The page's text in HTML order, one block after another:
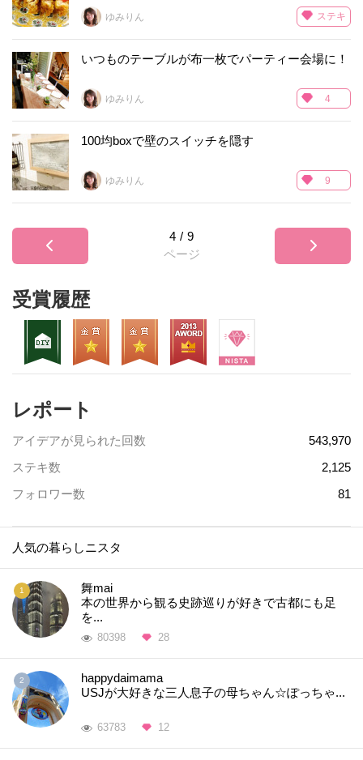
ゆみりん ステキ
いつものテーブルが布一枚でパーティー会場に！
ゆみりん 4
100均boxで壁のスイッチを隠す
ゆみりん 9
4 / 9
ページ
受賞履歴
レポート
アイデアが見られた回数
543,970
ステキ数
2,125
フォロワー数
81
人気の暮らしニスタ
舞mai
本の世界から観る史跡巡りが好きで古都にも足
を...
80398 28
happydaimama
USJが大好きな三人息子の母ちゃん☆ぽっちゃ...
63783 12